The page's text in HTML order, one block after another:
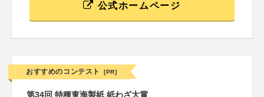
公式ホームページ
おすすめのコンテスト [PR]
第34回 特種東海製紙 紙わざ大賞